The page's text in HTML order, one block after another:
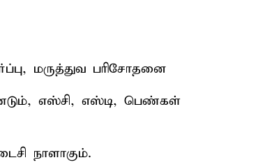
மருத்துவ பரிசோதனை
எஸ்சி, எஸ்டி, பெண்கள்
நாளாகும்.